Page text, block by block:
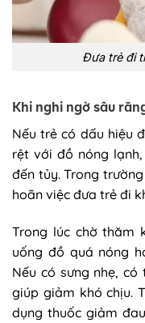
Đưa trẻ đi
Khi nghi ngờ sâu
Nếu trẻ có dấu hiệu
rệt với đồ nóng
đến tủy. Trong
hoãn việc đưa trẻ đi
Trong lúc chờ thăm
uống đồ quá nóng
Nếu có sưng nhẹ,
giúp giảm khó chịu.
dụng thuốc giảm